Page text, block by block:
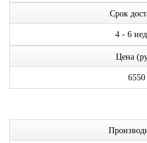
Срок
4 - 6
Цена
6550